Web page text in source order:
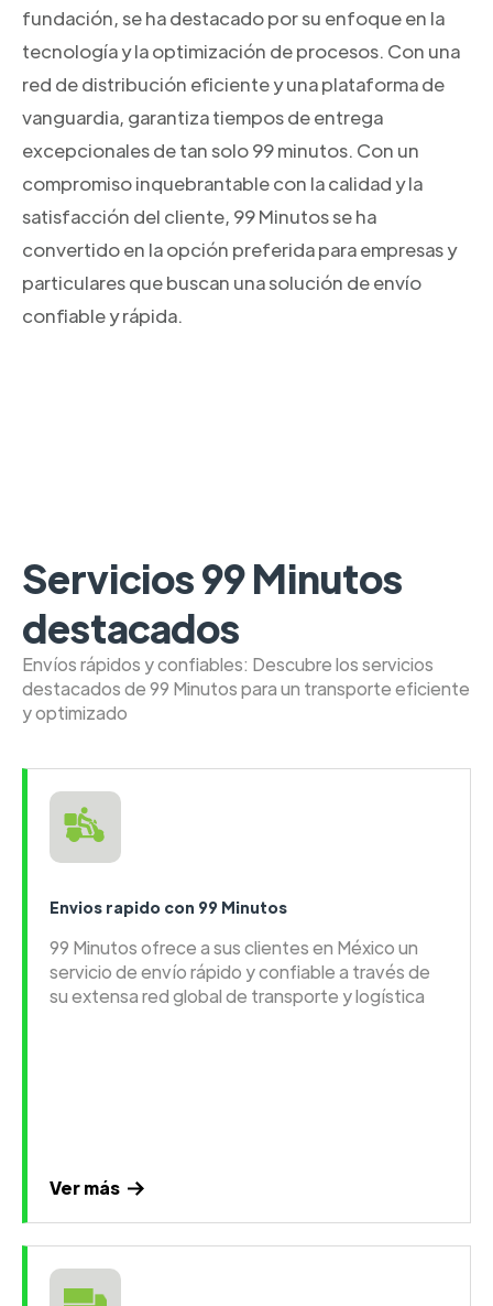
fundación, se ha destacado por su enfoque en la
tecnología y la optimización de procesos. Con una
red de distribución eficiente y una plataforma de
vanguardia, garantiza tiempos de entrega
excepcionales de tan solo 99 minutos. Con un
compromiso inquebrantable con la calidad y la
satisfacción del cliente, 99 Minutos se ha
convertido en la opción preferida para empresas y
particulares que buscan una solución de envío
confiable y rápida.
Servicios 99 Minutos
destacados
Envíos rápidos y confiables: Descubre los servicios
destacados de 99 Minutos para un transporte eficiente
y optimizado
Envios rapido con 99 Minutos
99 Minutos ofrece a sus clientes en México un
servicio de envío rápido y confiable a través de
su extensa red global de transporte y logística
Ver más